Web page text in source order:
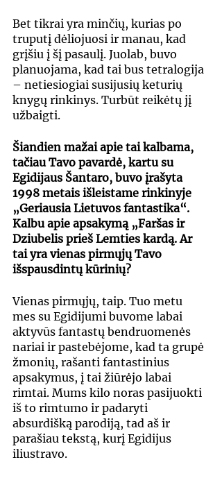
Bet tikrai yra minčių, kurias po
truputį dėliojuosi ir manau, kad
grįšiu į šį pasaulį. Juolab, buvo
planuojama, kad tai bus tetralogija
– netiesiogiai susijusių keturių
knygų rinkinys. Turbūt reikėtų jį
užbaigti.
Šiandien mažai apie tai kalbama,
tačiau Tavo pavardė, kartu su
Egidijaus Šantaro, buvo įrašyta
1998 metais išleistame rinkinyje
„Geriausia Lietuvos fantastika“.
Kalbu apie apsakymą „Faršas ir
Dziubelis prieš Lemties kardą. Ar
tai yra vienas pirmųjų Tavo
išspausdintų kūrinių?
Vienas pirmųjų, taip. Tuo metu
mes su Egidijumi buvome labai
aktyvūs fantastų bendruomenės
nariai ir pastebėjome, kad ta grupė
žmonių, rašanti fantastinius
apsakymus, į tai žiūrėjo labai
rimtai. Mums kilo noras pasijuokti
iš to rimtumo ir padaryti
absurdišką parodiją, tad aš ir
parašiau tekstą, kurį Egidijus
iliustravo.